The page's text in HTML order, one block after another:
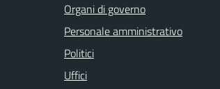
Organi di governo
Personale amministrativo
Politici
Uffici